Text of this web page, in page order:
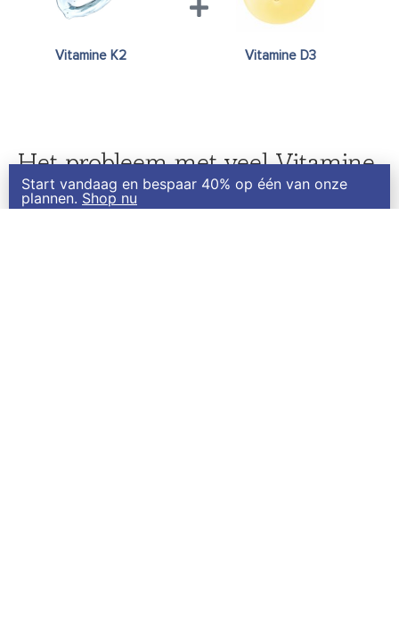
Vitamine K2 Vitamine D3
Het probleem met veel Vitamine
K2 varianten.
Start vandaag en bespaar 40% op één van onze
plannen. Shop nu